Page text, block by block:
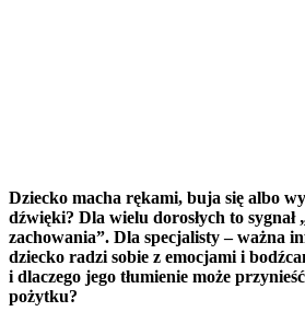
Dziecko macha rękami, buja się albo
dźwięki? Dla wielu dorosłych to sygnał
zachowania”. Dla specjalisty – ważna
dziecko radzi sobie z emocjami i
i dlaczego jego tłumienie może
pożytku?